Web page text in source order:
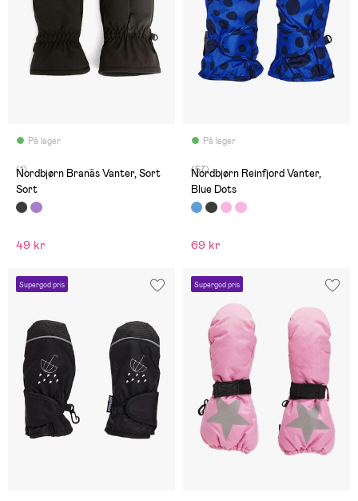
På lager
(1)
Nordbjørn Branäs Vanter, Sort
Sort
49 kr
På lager
(57)
Nordbjørn Reinfjord Vanter,
Blue Dots
69 kr
Supergod pris Supergod pris